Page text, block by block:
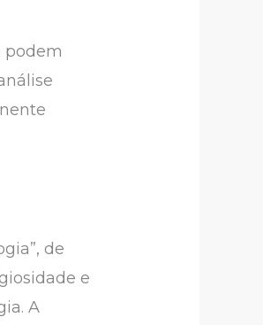
podem
de
e
A